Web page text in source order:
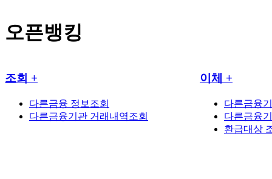
오픈뱅킹
조회 +
다른금융 정보조회
다른금융기관 거래내역조회
이체 +
다른금융
다른금융
환급대상